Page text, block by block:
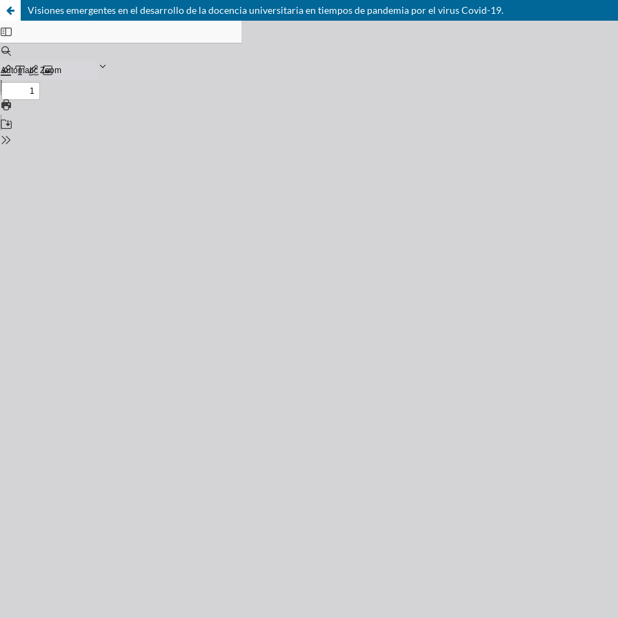
Visiones emergentes en el desarrollo de la docencia universitaria en tiempos de pandemia por el virus Covid-19.